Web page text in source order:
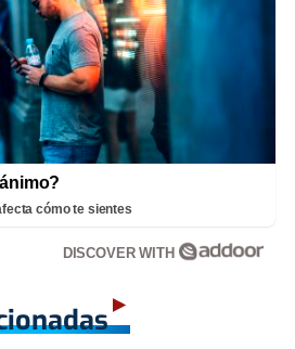
cómo te sientes
DISCOVER WITH